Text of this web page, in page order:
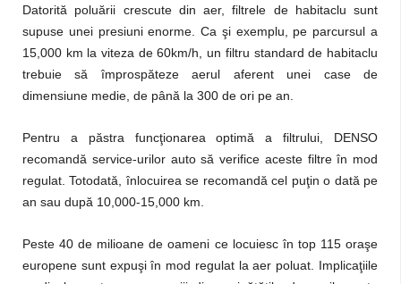
Datorită poluării crescute din aer, filtrele de habitaclu sunt
supuse unei presiuni enorme. Ca şi exemplu, pe parcursul a
15,000 km la viteza de 60km/h, un filtru standard de habitaclu
trebuie să împrospăteze aerul aferent unei case de
dimensiune medie, de până la 300 de ori pe an.
Pentru a păstra funcţionarea optimă a filtrului, DENSO
recomandă service-urilor auto să verifice aceste filtre în mod
regulat. Totodată, înlocuirea se recomandă cel puţin o dată pe
an sau după 10,000-15,000 km.
Peste 40 de milioane de oameni ce locuiesc în top 115 oraşe
europene sunt expuşi în mod regulat la aer poluat. Implicaţiile